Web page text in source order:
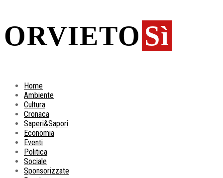
ORVIETO Sì
Home
Ambiente
Cultura
Cronaca
Saperi&Sapori
Economia
Eventi
Politica
Sociale
Sponsorizzate